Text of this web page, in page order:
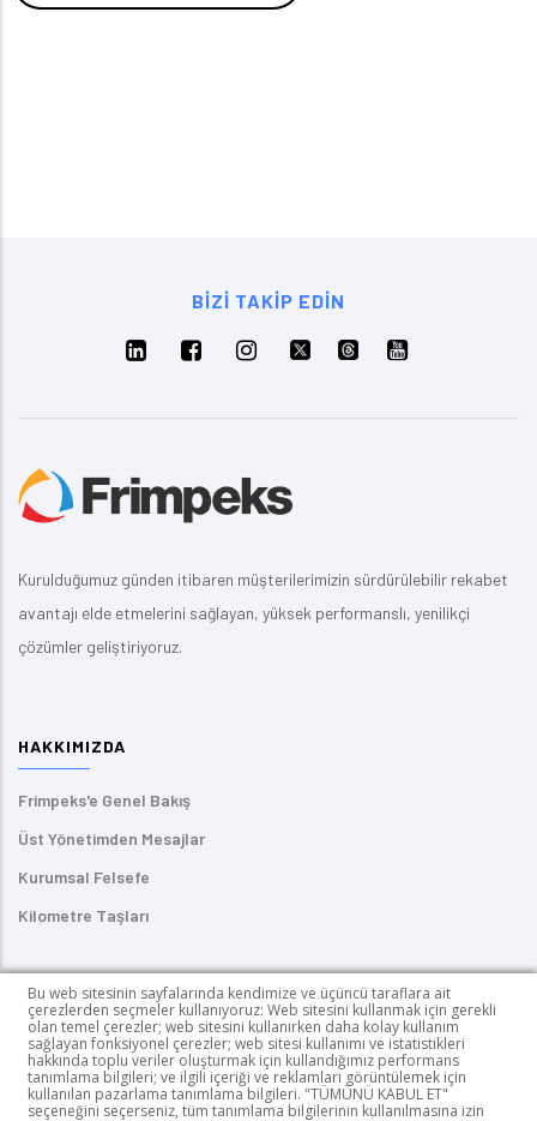
BIZI TAKIP EDIN
Kurulduğumuz günden itibaren müşterilerimizin sürdürülebilir rekabet
avantajı elde etmelerini sağlayan, yüksek performanslı, yenilikçi
çözümler geliştiriyoruz.
HAKKIMIZDA
Frimpeks'e Genel Bakış
Üst Yönetimden Mesajlar
Kurumsal Felsefe
Kilometre Taşları
ÜRÜNLERIMIZ
Kendinden Yapışkanlı Etiketler
UV Mürekkepler
PUR HotMelt Yapıştırıcılar
Bu web sitesinin sayfalarında kendimize ve üçüncü taraflara ait
çerezlerden seçmeler kullanıyoruz: Web sitesini kullanmak için gerekli
olan temel çerezler; web sitesini kullanırken daha kolay kullanım
sağlayan fonksiyonel çerezler; web sitesi kullanımı ve istatistikleri
hakkında toplu veriler oluşturmak için kullandığımız performans
tanımlama bilgileri; ve ilgili içeriği ve reklamları görüntülemek için
kullanılan pazarlama tanımlama bilgileri. "TÜMÜNÜ KABUL ET"
seçeneğini seçerseniz, tüm tanımlama bilgilerinin kullanılmasına izin